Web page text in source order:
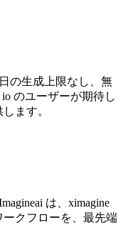
の生成上限なし、無
のユーザーが期待し
ます。
は、ximagine
クフローを、最先端